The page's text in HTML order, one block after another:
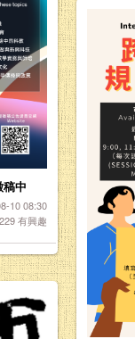
稿中
10 08:30
229有興趣